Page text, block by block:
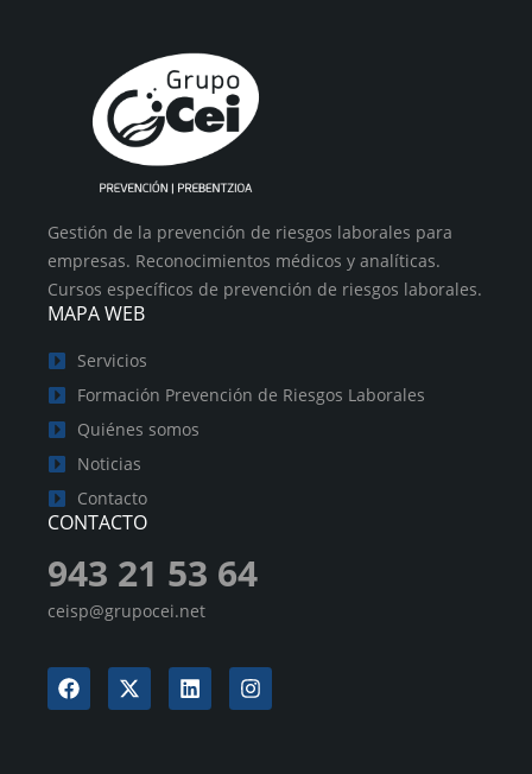
Gestión de la prevención de riesgos laborales para
empresas. Reconocimientos médicos y analíticas.
Cursos específicos de prevención de riesgos laborales.
MAPA WEB
Servicios
Formación Prevención de Riesgos Laborales
Quiénes somos
Noticias
Contacto
CONTACTO
943 21 53 64
ceisp@grupocei.net